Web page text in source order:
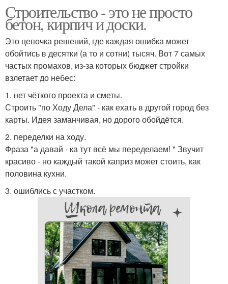
Строительство - это не просто
бетон, кирпич и доски.
Это цепочка решений, где каждая ошибка может
обойтись в десятки (а то и сотни) тысяч. Вот 7 самых
частых промахов, из-за которых бюджет стройки
взлетает до небес:
1. нет чёткого проекта и сметы.
Строить "по Ходу Дела" - как ехать в другой город без
карты. Идея заманчивая, но дорого обойдётся.
2. переделки на ходу.
Фраза "а давай - ка тут всё мы переделаем! " Звучит
красиво - но каждый такой каприз может стоить, как
половина кухни.
3. ошиблись с участком.